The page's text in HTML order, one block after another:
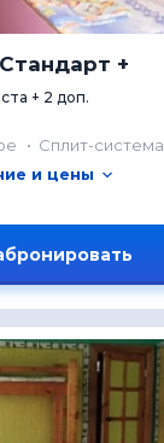
+
+ 2 доп.
Сплит-система
и цены